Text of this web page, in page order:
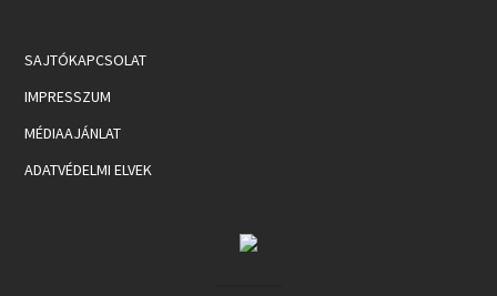
SAJTÓKAPCSOLAT
IMPRESSZUM
MÉDIAAJÁNLAT
ADATVÉDELMI ELVEK